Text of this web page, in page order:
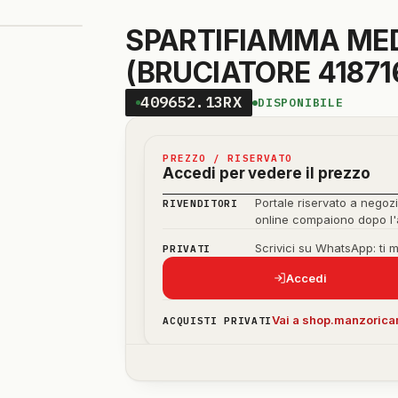
SPARTIFIAMMA
(BRUCIATORE
409652.13RX DISPONIBILE
PREZZO / RISERVATO
Accedi per vedere il prezzo
RIVENDITORI
Portale riservato a
online compaiono dopo
PRIVATI Scrivici su WhatsApp: ti
Accedi
ACQUISTI PRIVATIVai a